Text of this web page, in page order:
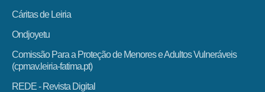
Cáritas de Leiria
Ondjoyetu
Comissão Para a Proteção de Menores e Adultos Vulneráveis
(cpmav.leiria-fatima.pt)
REDE - Revista Digital